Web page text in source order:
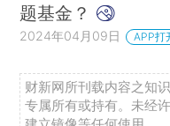
题基金？
2024年04月09日 APP打
财新网所刊载内容之知
专属所有或持有。未经